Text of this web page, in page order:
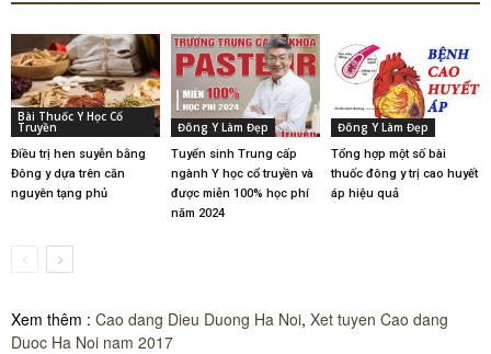
Bài Thuốc Y Học Cổ
Truyền
Điều trị hen suyễn bằng
Đông y dựa trên căn
nguyên tạng phủ
Đông Y Làm Đẹp
Tuyển sinh Trung cấp
ngành Y học cổ truyền và
được miễn 100% học phí
năm 2024
Đông Y Làm Đẹp
Tổng hợp một số bài
thuốc đông y trị cao huyết
áp hiệu quả
Xem thêm : Cao dang Dieu Duong Ha Noi, Xet tuyen Cao dang
Duoc Ha Noi nam 2017